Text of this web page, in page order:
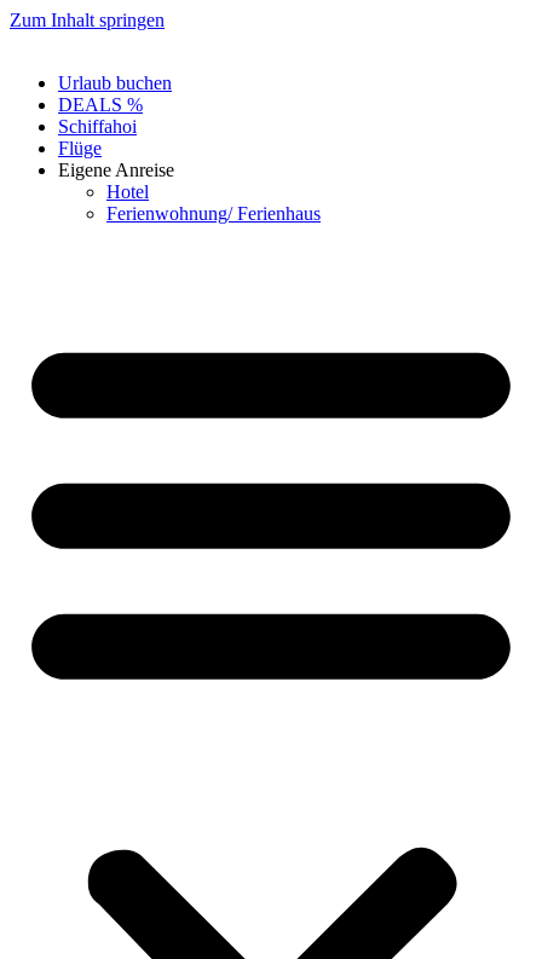
Zum Inhalt springen
Urlaub buchen
DEALS %
Schiffahoi
Flüge
Eigene Anreise
Hotel
Ferienwohnung/ Ferienhaus